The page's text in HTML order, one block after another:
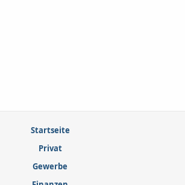
Startseite
Privat
Gewerbe